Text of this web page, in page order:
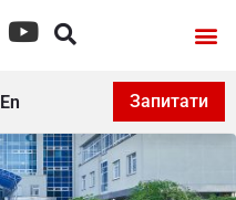
En Запитати